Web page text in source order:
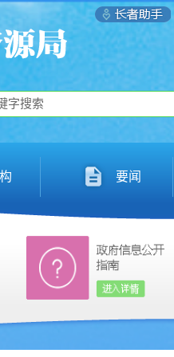
要闻